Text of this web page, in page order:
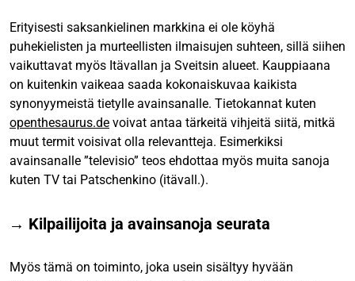
Erityisesti saksankielinen markkina ei ole köyhä
puhekielisten ja murteellisten ilmaisujen suhteen, sillä siihen
vaikuttavat myös Itävallan ja Sveitsin alueet. Kauppiaana
on kuitenkin vaikeaa saada kokonaiskuvaa kaikista
synonyymeistä tietylle avainsanalle. Tietokannat kuten
openthesaurus.de voivat antaa tärkeitä vihjeitä siitä, mitkä
muut termit voisivat olla relevantteja. Esimerkiksi
avainsanalle ”televisio” teos ehdottaa myös muita sanoja
kuten TV tai Patschenkino (itävall.).
→ Kilpailijoita ja avainsanoja seurata
Myös tämä on toiminto, joka usein sisältyy hyvään